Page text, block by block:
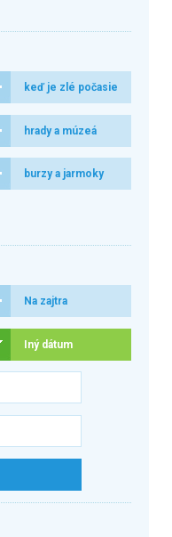
keď je zlé počasie
hrady a múzeá
burzy a jarmoky
Na zajtra
Iný dátum